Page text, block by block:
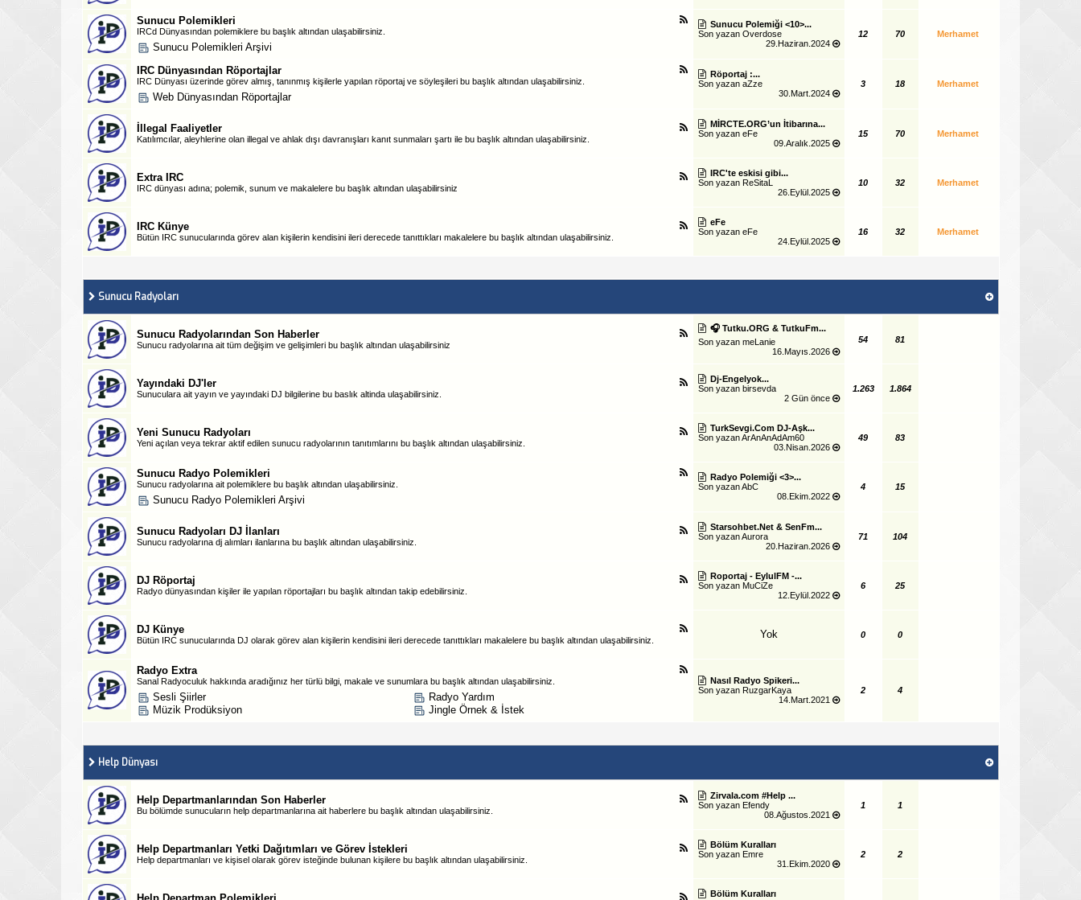
Sunucu Polemikleri
IRCd Dünyasından polemiklere bu başlık altından ulaşabilirsiniz.
Sunucu Polemikleri Arşivi
Sunucu Polemiği <10>...
Son yazan Overdose
29.Haziran.2024
12 70 Merhamet
IRC Dünyasından Röportajlar
IRC Dünyası üzerinde görev almış, tanınmış kişilerle yapılan röportaj ve söyleşileri bu başlık altından ulaşabilirsiniz.
Web Dünyasından Röportajlar
Röportaj :...
Son yazan aZze
30.Mart.2024
3 18 Merhamet
İllegal Faaliyetler
Katılımcılar, aleyhlerine olan illegal ve ahlak dışı davranışları kanıt sunmaları şartı ile bu başlık altından ulaşabilirsiniz.
MİRCTE.ORG’un İtibarına...
Son yazan eFe
09.Aralık.2025
15 70 Merhamet
Extra IRC
IRC dünyası adına; polemik, sunum ve makalelere bu başlık altından ulaşabilirsiniz
IRC'te eskisi gibi...
Son yazan ReSitaL
26.Eylül.2025
10 32 Merhamet
IRC Künye
Bütün IRC sunucularında görev alan kişilerin kendisini ileri derecede tanıttıkları makalelere bu başlık altından ulaşabilirsiniz.
eFe
Son yazan eFe
24.Eylül.2025
16 32 Merhamet
Sunucu Radyoları
Sunucu Radyolarından Son Haberler
Sunucu radyolarına ait tüm değişim ve gelişimleri bu başlık altından ulaşabilirsiniz
🎧 Tutku.ORG & TutkuFm...
Son yazan meLanie
16.Mayıs.2026
54 81
Yayındaki DJ'ler
Sunuculara ait yayın ve yayındaki DJ bilgilerine bu baslık altinda ulaşabilirsiniz.
Dj-Engelyok...
Son yazan birsevda
2 Gün önce
1.263 1.864
Yeni Sunucu Radyoları
Yeni açılan veya tekrar aktif edilen sunucu radyolarının tanıtımlarını bu başlık altından ulaşabilirsiniz.
TurkSevgi.Com DJ-Aşk...
Son yazanArAnAnAdAm60
03.Nisan.2026
49 83
Sunucu Radyo Polemikleri
Sunucu radyolarına ait polemiklere bu başlık altından ulaşabilirsiniz.
Sunucu Radyo Polemikleri Arşivi
Radyo Polemiği <3>...
Son yazanAbC
08.Ekim.2022
4 15
Sunucu Radyoları DJ İlanları
Sunucu radyolarına dj alımları ilanlarına bu başlık altından ulaşabilirsiniz.
Starsohbet.Net & SenFm...
Son yazanAurora
20.Haziran.2026
71 104
DJ Röportaj
Radyo dünyasından kişiler ile yapılan röportajları bu başlık altından takip edebilirsiniz.
Roportaj - EylulFM -...
Son yazan MuCiZe
12.Eylül.2022
6 25
DJ Künye
Bütün IRC sunucularında DJ olarak görev alan kişilerin kendisini ileri derecede tanıttıkları makalelere bu başlık altından ulaşabilirsiniz. Yok 0 0
Radyo Extra
Sanal Radyoculuk hakkında aradığınız her türlü bilgi, makale ve sunumlara bu başlık altından ulaşabilirsiniz.
Sesli Şiirler
Radyo Yardım
Müzik Prodüksiyon
Jingle Örnek & İstek
Nasıl Radyo Spikeri...
Son yazan RuzgarKaya
14.Mart.2021
2 4
Help Dünyası
Help Departmanlarından Son Haberler
Bu bölümde sunucuların help departmanlarına ait haberlere bu başlık altından ulaşabilirsiniz.
Zirvala.com #Help ...
Son yazan Efendy
08.Ağustos.2021
1 1
Help Departmanları Yetki Dağıtımları ve Görev İstekleri
Help departmanları ve kişisel olarak görev isteğinde bulunan kişilere bu başlık altından ulaşabilirsiniz.
Bölüm Kuralları
Son yazan Emre
31.Ekim.2020
2 2
Bölüm Kuralları